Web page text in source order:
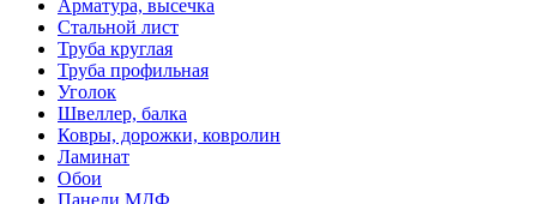
Арматура, высечка
Стальной лист
Труба круглая
Труба профильная
Уголок
Швеллер, балка
Ковры, дорожки, ковролин
Ламинат
Обои
Панели МДФ